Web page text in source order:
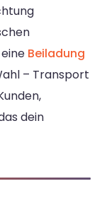
Beiladung
– Transport
dein